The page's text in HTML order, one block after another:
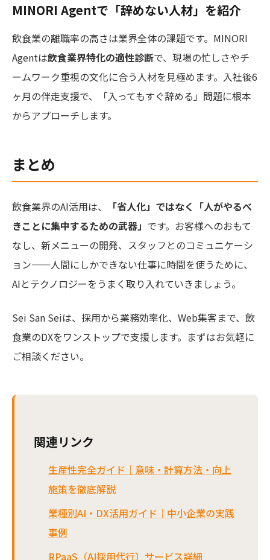
MINORI Agentで「辞めない人材」を紹介
飲食業の離職率の高さは業界全体の課題です。MINORI
Agentは飲食業界特化の適性診断で、現場の忙しさやチ
ームワーク重視の文化に合う人材を見極めます。入社後6
ヶ月の伴走支援で、「入ってもすぐ辞める」問題に根本
からアプローチします。
まとめ
飲食業界のAI活用は、
「省人化」ではなく「人がやるべ
きことに集中するための武器」 です。お客様へのおもて
なし、新メニューの開発、スタッフとのコミュニケーシ
ョン——人間にしかできない仕事に時間を使うために、
AIとテクノロジーをうまく取り入れていきましょう。
Sei San Seiは、採用から業務効率化、Web集客まで、飲
食業のDXをワンストップで支援します。まずはお気軽に
ご相談ください。
関連リンク
生産性完全ガイド｜意味・計算方法・向上
施策を徹底解説
業種別AI・DX活用ガイド｜中小企業の実践
事例
RPaaS（AI採用代行）サービス詳細